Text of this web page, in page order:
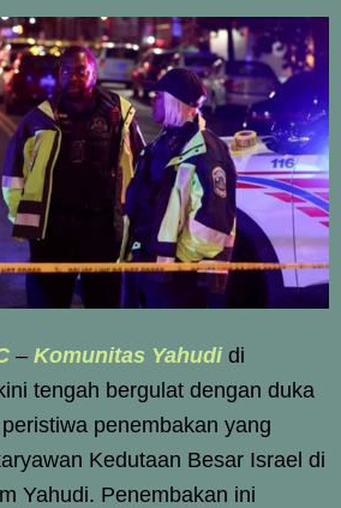
– Komunitas Yahudi di
tengah bergulat dengan duka
penembakan yang
Kedutaan Besar Israel di
Yahudi. Penembakan ini